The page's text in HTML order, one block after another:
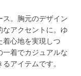
。胸元のデザイン
アクセントに。ゆ
着心地を実現しつ
着でカジュアルな
アイテムです。